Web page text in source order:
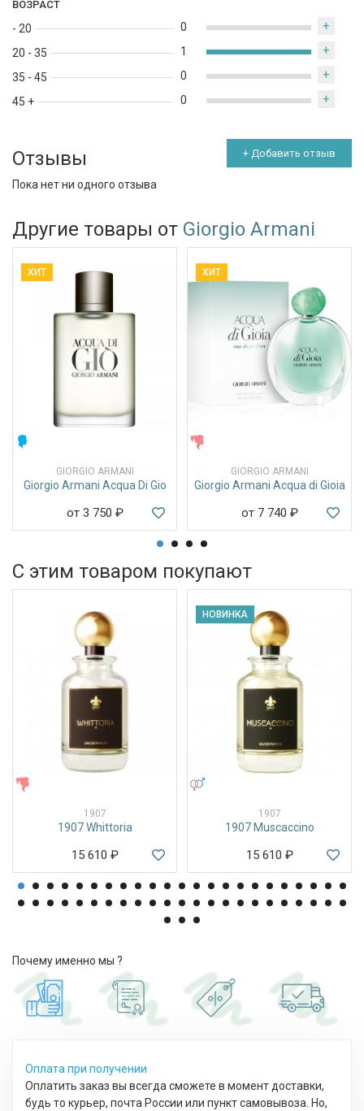
ВОЗРАСТ
- 20
20 - 35
35 - 45
45 +
0 +
1 +
0 +
0 +
Отзывы + Добавить отзыв
Пока нет ни одного отзыва
Другие товары от Giorgio Armani
ХИТ
GIORGIO ARMANI
Giorgio Armani Acqua Di Gio
от 3 750 ₽
ХИТ
GIORGIO ARMANI
Giorgio Armani Acqua di Gioia
от 7 740 ₽
С этим товаром покупают
1907
1907 Whittoria
15 610 ₽
НОВИНКА
1907
1907 Muscaccino
15 610 ₽
Почему именно мы ?
Оплата при получении
Оплатить заказ вы всегда сможете в момент доставки,
будь то курьер, почта России или пункт самовывоза. Но,